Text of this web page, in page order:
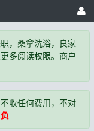
，桑拿洗浴，良家
多阅读权限。商户
收任何费用，不对